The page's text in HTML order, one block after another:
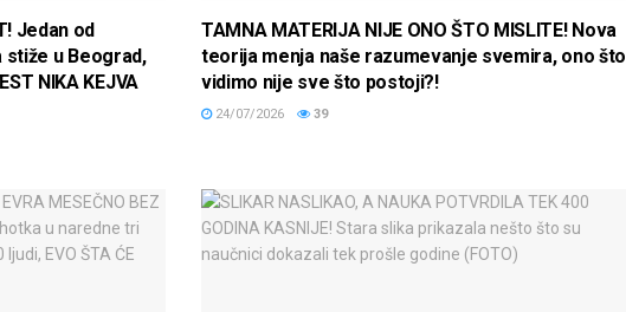
Jedan od
u Beograd,
NIKA KEJVA
TAMNA MATERIJA NIJE ONO ŠTO MISLITE! Nova
teorija menja naše razumevanje svemira, ono što
vidimo nije sve što postoji?!
24/07/2026 39